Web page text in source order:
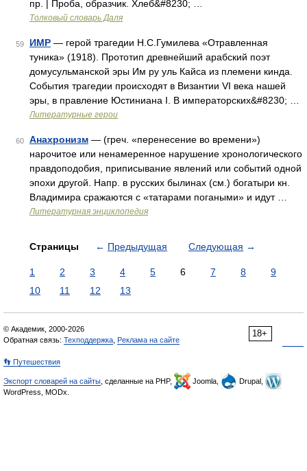
пр. | Проба, образчик. Хлеб&#8230; …
Толковый словарь Даля
59 ИМР — герой трагедии Н.С.Гумилева «Отравленная
туника» (1918). Прототип древнейший арабский поэт
домусульманской эры Им ру уль Кайса из племени кинда.
События трагедии происходят в Византии VI века нашей
эры, в правление Юстиниана I. В императорских&#8230; …
Литературные герои
60 Анахронизм — (греч. «перенесение во времени»)
нарочитое или ненамеренное нарушение хронологического
правдоподобия, приписывание явлений или событий одной
эпохи другой. Напр. в русских былинах (см.) богатыри кн.
Владимира сражаются с «татарами погаными» и идут …
Литературная энциклопедия
Страницы ← Предыдущая Следующая →
1 2 3 4 5 6 7 8
9
10
11 12 13
18+
© Академик, 2000-2026
Обратная связь: Техподдержка Реклама на сайте
👣 Путешествия
Экспорт словарей на сайты , сделанные на PHP, Joomla,
Drupal,
WordPress, MODx.